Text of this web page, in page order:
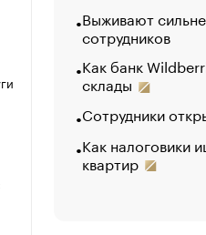
Выживают
сотрудников
Как банк
склады
Сотрудники
Как налоговики
квартир